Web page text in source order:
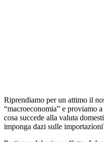
Riprendiamo per un attimo il
“macroeconomia” e proviamo
cosa succede alla valuta
imponga dazi sulle